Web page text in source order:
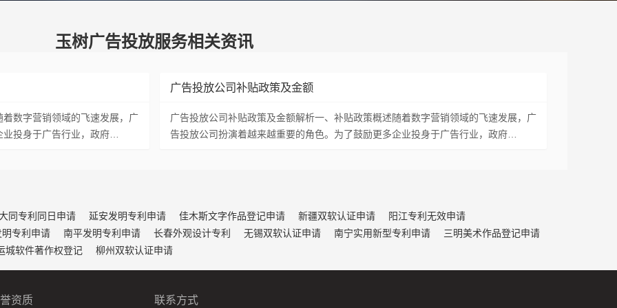
玉树广告投放服务相关资讯
数字营销领域的飞速发展，广
投身于广告行业，政府…
广告投放公司补贴政策及金额
广告投放公司补贴政策及金额解析一、补贴政策概述随着数字营销领域的飞速发展，广
告投放公司扮演着越来越重要的角色。为了鼓励更多企业投身于广告行业，政府…
同专利同日申请 延安发明专利申请 佳木斯文字作品登记申请 新疆双软认证申请
阳江专利无效申请
专利申请
南平发明专利申请 长春外观设计专利 无锡双软认证申请 南宁实用新型专利申请
三明美术作品登记申请
城软件著作权登记
柳州双软认证申请
资质 联系方式